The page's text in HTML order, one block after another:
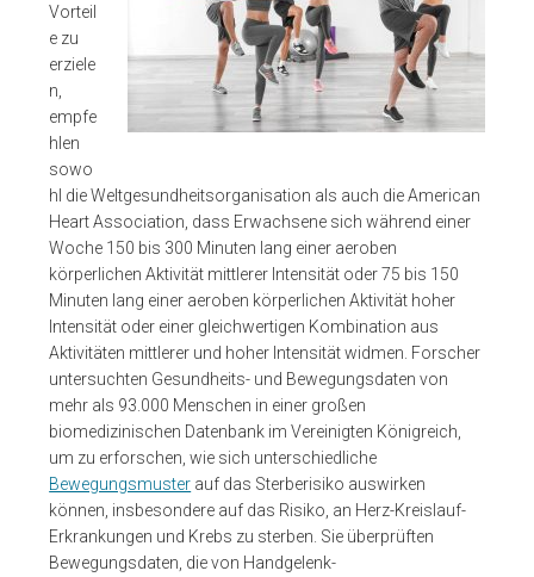
Vorteil
e zu
erziele
n,
empfe
hlen
sowo
hl die Weltgesundheitsorganisation als auch die American
Heart Association, dass Erwachsene sich während einer
Woche 150 bis 300 Minuten lang einer aeroben
körperlichen Aktivität mittlerer Intensität oder 75 bis 150
Minuten lang einer aeroben körperlichen Aktivität hoher
Intensität oder einer gleichwertigen Kombination aus
Aktivitäten mittlerer und hoher Intensität widmen. Forscher
untersuchten Gesundheits- und Bewegungsdaten von
mehr als 93.000 Menschen in einer großen
biomedizinischen Datenbank im Vereinigten Königreich,
um zu erforschen, wie sich unterschiedliche
Bewegungsmuster auf das Sterberisiko auswirken
können, insbesondere auf das Risiko, an Herz-Kreislauf-
Erkrankungen und Krebs zu sterben. Sie überprüften
Bewegungsdaten, die von Handgelenk-